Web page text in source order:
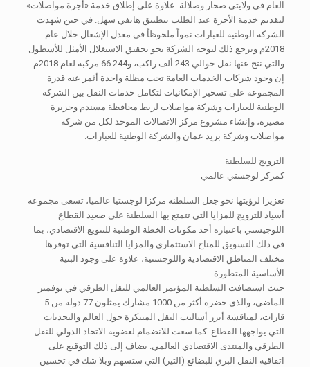
العام في ولايتي صحار وصلالة. علاوة على إطلاق خدمة «أجرة مواصلات»
لتقديم خدمة الأجرة عند الطلب بتطبيق هاتفي سهل. في حين شهدت
الشركة الوطنية للعبارات نمواً ملحوظاً في معدل الإشغال خلال عام
2018م ويرجع ذلك لتوجه الشركة نحو تحقيق الاستغلال الأمثل للأسطول
والتي نتج عنها نقل حوالي 243 ألف راكب، و66.244 مركبة لعام 2018م.
إن وجود شركات الخدمات العامة تحت مظلة واحدة أثمر عنه قدرة
المجموعة على تسخير الإمكانيات لتكامل خدمات النقل بين الشركة
الوطنية للعبارات وشركة مواصلات لربط محافظة مسندم وجزيرة
مصيرة، وإنشاء مشروع مركز الاتصالات الموحد لكل من شركة
مواصلات وشركة بريد عمان والشركة الوطنية للعبارات.
الترويج للسلطنة
كمركز لوجستي عالمي
تعزيزا لرؤيتها نحو جعل السلطنة مركزا لوجستيا عالميا، تسعى مجموعة
أسياد للترويج للمزايا التي تتمتع بها السلطنة على صعيد القطاع
اللوجيستي باعتباره أحد مكونات الخطة الوطنية للتنويع الاقتصادي، بما
في ذلك التسويق للمناخ الاستثماري والمزايا التنافسية التي توفرها
مختلف المناطق الاقتصادية واللوجستية، علاوة على وجود البنية
الأساسية المتطورة.
حيث استضافت السلطنة المؤتمر العالمي للنقل الطرقي في نوفمبر
الماضي، والذي حضره أكثر من 1000 مشارك يمثلون 77 دولة من 5
قارات، لمناقشة أبرز أساليب النقل المبتكرة حول العالم والتحديات
التي يواجهها القطاع. كما سعت للانضمام لعضوية الاتحاد الدولي للنقل
الطرقي والمنتدى الاقتصادي العالمي. يضاف إلى ذلك التوقيع على
اتفاقية النقل البري للبضائع (التير) التي ستسهم وبلا شك في تحسين